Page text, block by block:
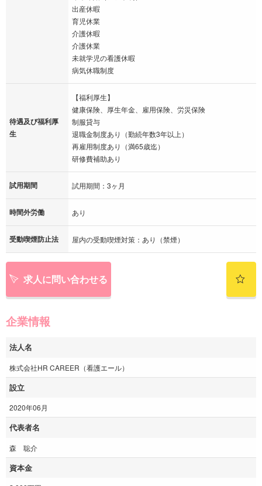
出産休暇
育児休業
介護休暇
介護休業
未就学児の看護休暇
病気休職制度
待遇及び福利厚
生
【福利厚生】
健康保険、厚生年金、雇用保険、労災保険
制服貸与
退職金制度あり（勤続年数3年以上）
再雇用制度あり（満65歳迄）
研修費補助あり
試用期間 試用期間：3ヶ月
時間外労働 あり
受動喫煙防止法 屋内の受動喫煙対策：あり（禁煙）
求人に問い合わせる
企業情報
法人名
株式会社HR CAREER（看護エール）
設立
2020年06月
代表者名
森 聡介
資本金